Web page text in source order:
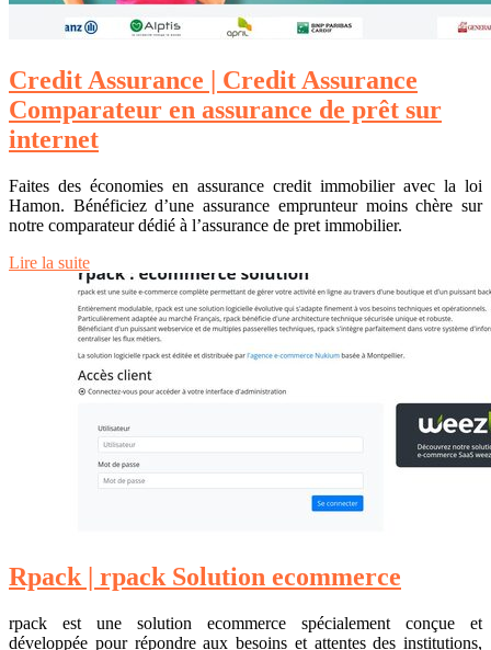
Credit Assurance | Credit Assurance
Comparateur en assurance de prêt sur
internet
Faites des économies en assurance credit immobilier avec la loi
Hamon. Bénéficiez d’une assurance emprunteur moins chère sur
notre comparateur dédié à l’assurance de pret immobilier.
Lire la suite
Rpack | rpack Solution ecommerce
rpack est une solution ecommerce spécialement conçue et
développée pour répondre aux besoins et attentes des institutions,